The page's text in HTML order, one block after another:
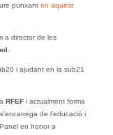
punxant en aquest
a director de les
i ajudant en la sub21
RFEF i actualment forma
de l’educació i
en honor a